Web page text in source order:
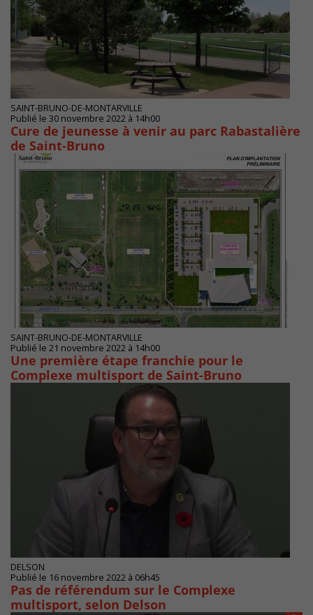
SAINT-BRUNO-DE-MONTARVILLE
Publié le 30 novembre 2022 à 14h00
Cure de jeunesse à venir au parc Rabastalière
de Saint-Bruno
SAINT-BRUNO-DE-MONTARVILLE
Publié le 21 novembre 2022 à 14h00
Une première étape franchie pour le
Complexe multisport de Saint-Bruno
DELSON
Publié le 16 novembre 2022 à 06h45
Pas de référendum sur le Complexe
multisport, selon Delson